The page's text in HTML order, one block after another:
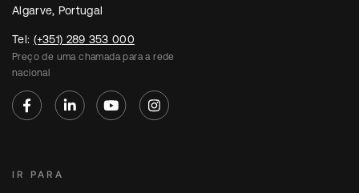
Algarve, Portugal
Tel: (+351) 289 353 000
Preço de uma chamada para a rede
nacional
IR PARA